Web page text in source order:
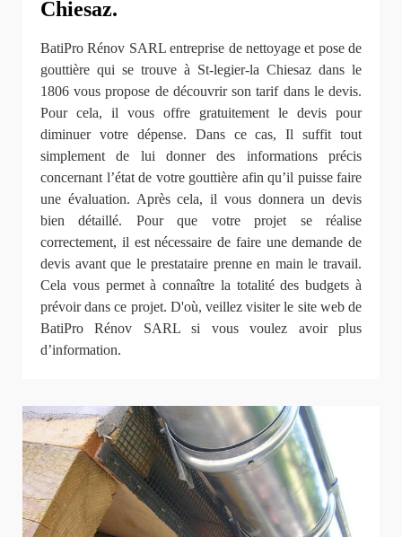
Chiesaz.
BatiPro Rénov SARL entreprise de nettoyage et pose de
gouttière qui se trouve à St-legier-la Chiesaz dans le
1806 vous propose de découvrir son tarif dans le devis.
Pour cela, il vous offre gratuitement le devis pour
diminuer votre dépense. Dans ce cas, Il suffit tout
simplement de lui donner des informations précis
concernant l’état de votre gouttière afin qu’il puisse faire
une évaluation. Après cela, il vous donnera un devis
bien détaillé. Pour que votre projet se réalise
correctement, il est nécessaire de faire une demande de
devis avant que le prestataire prenne en main le travail.
Cela vous permet à connaître la totalité des budgets à
prévoir dans ce projet. D'où, veillez visiter le site web de
BatiPro Rénov SARL si vous voulez avoir plus
d’information.